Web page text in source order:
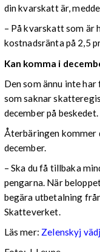
din kvarskatt är,
– På kvarskatt som är
kostnadsränta på 2,5
Kan komma i
Den som ännu inte
som saknar
december på beskedet.
Återbäringen kommer
december.
– Ska du få tillbaka
pengarna. När
begära utbetalning
Skatteverket.
Läs mer: Zelenskyj